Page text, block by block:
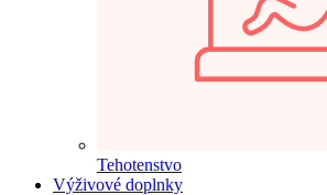
Tehotenstvo
Výživové doplnky